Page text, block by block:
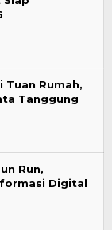
Tuan Rumah,
Tanggung
Run,
Digital